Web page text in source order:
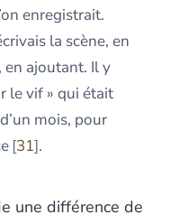
enregistrait.
la scène, en
en ajoutant. Il y
le vif » qui était
mois, pour
31 .
une différence de